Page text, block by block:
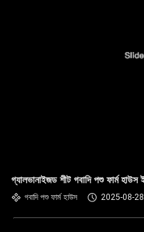
গ্যালভানাইজড শীট গবাদি পশু ফার্ম
গবাদি পশু ফার্ম হাউস 2025-08-28